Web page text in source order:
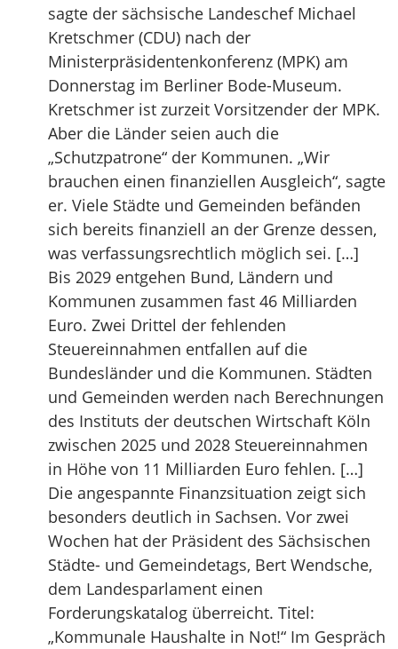
sagte der sächsische Landeschef Michael
Kretschmer (CDU) nach der
Ministerpräsidentenkonferenz (MPK) am
Donnerstag im Berliner Bode-Museum.
Kretschmer ist zurzeit Vorsitzender der MPK.
Aber die Länder seien auch die
„Schutzpatrone“ der Kommunen. „Wir
brauchen einen finanziellen Ausgleich“, sagte
er. Viele Städte und Gemeinden befänden
sich bereits finanziell an der Grenze dessen,
was verfassungsrechtlich möglich sei. […]
Bis 2029 entgehen Bund, Ländern und
Kommunen zusammen fast 46 Milliarden
Euro. Zwei Drittel der fehlenden
Steuereinnahmen entfallen auf die
Bundesländer und die Kommunen. Städten
und Gemeinden werden nach Berechnungen
des Instituts der deutschen Wirtschaft Köln
zwischen 2025 und 2028 Steuereinnahmen
in Höhe von 11 Milliarden Euro fehlen. […]
Die angespannte Finanz­situation zeigt sich
besonders deutlich in Sachsen. Vor zwei
Wochen hat der Präsident des Sächsischen
Städte- und Gemeindetags, Bert Wendsche,
dem Landesparlament einen
Forderungskatalog überreicht. Titel:
„Kommunale Haushalte in Not!“ Im Gespräch